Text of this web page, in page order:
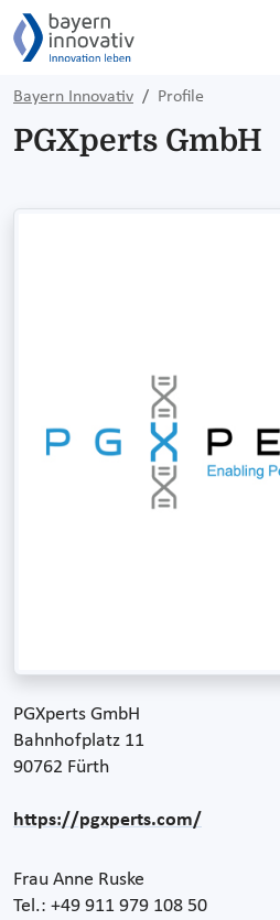
Bayern Innovativ Profile
PGXperts GmbH
PGXperts GmbH
Bahnhofplatz 11
90762 Fürth
https://pgxperts.com/
Frau Anne Ruske
Tel.: +49 911 979 108 50